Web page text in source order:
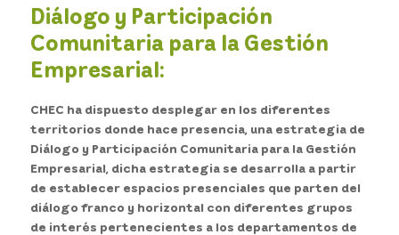
Diálogo y Participación
Comunitaria para la Gestión
Empresarial:
CHEC ha dispuesto desplegar en los diferentes
territorios donde hace presencia, una estrategia de
Diálogo y Participación Comunitaria para la Gestión
Empresarial, dicha estrategia se desarrolla a partir
de establecer espacios presenciales que parten del
diálogo franco y horizontal con diferentes grupos
de interés pertenecientes a los departamentos de